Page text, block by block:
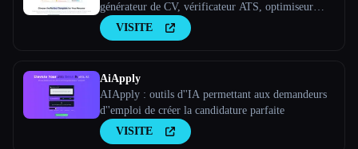
générateur de CV, vérificateur ATS, optimiseur
LinkedIn et plus encore. Réalisez des entretiens
plus rapidement grâce à l'optimisation des CV par
VISITE
AiApply
AIApply : outils d''IA permettant aux demandeurs
d''emploi de créer la candidature parfaite
VISITE